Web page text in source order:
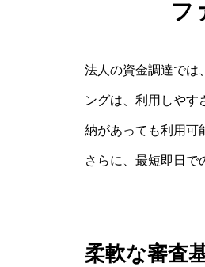
フ
法人の資金調達では
ングは、利用しやす
納があっても利用可
さらに、最短即日で
柔軟な審査